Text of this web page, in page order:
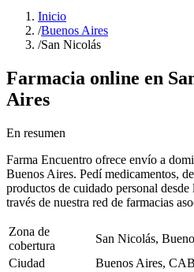
Inicio
/Buenos Aires
/San Nicolás
Farmacia online en
Aires
En resumen
Farma Encuentro ofrece envío a
Buenos Aires. Pedí medicamentos,
productos de cuidado personal desde
través de nuestra red de farmacias
Zona de
cobertura
San Nicolás,
Ciudad
Buenos Aires,